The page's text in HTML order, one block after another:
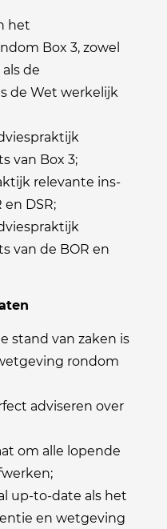
het
Box 3, zowel
de
de Wet werkelijk
van Box 3;
relevante ins-
DSR;
van de BOR en
stand van zaken is
rondom
adviseren over
om alle lopende
up-to-date als het
en wetgeving